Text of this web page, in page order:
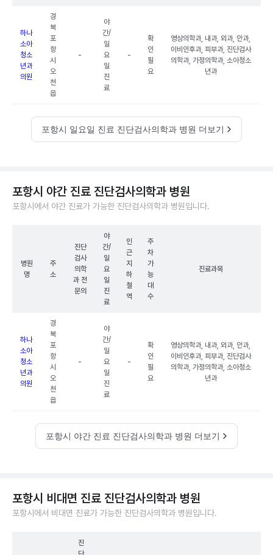
하나
소아
청소
년과
의원
경
북
포
항
시
오
천
읍
-
야
간/
일
요
일
진
료
-
확
인
필
요
영상의학과, 내과, 외과, 안과,
이비인후과, 피부과, 진단검사
의학과, 가정의학과, 소아청소
년과
포항시 일요일 진료 진단검사의학과 병원 더보기
포항시 야간 진료 진단검사의학과 병원
포항시에서 야간 진료가 가능한 진단검사의학과 병원입니다.
병원
명
주
소
진단
검사
의학
과 전
문의
야
간/
일
요
일
진
료
인
근
지
하
철
역
주
차
가
능
대
수
진료과목
하나
소아
청소
년과
의원
경
북
포
항
시
오
천
읍
-
야
간/
일
요
일
진
료
-
확
인
필
요
영상의학과, 내과, 외과, 안과,
이비인후과, 피부과, 진단검사
의학과, 가정의학과, 소아청소
년과
포항시 야간 진료 진단검사의학과 병원 더보기
포항시 비대면 진료 진단검사의학과 병원
포항시에서 비대면 진료가 가능한 진단검사의학과 병원입니다.
진